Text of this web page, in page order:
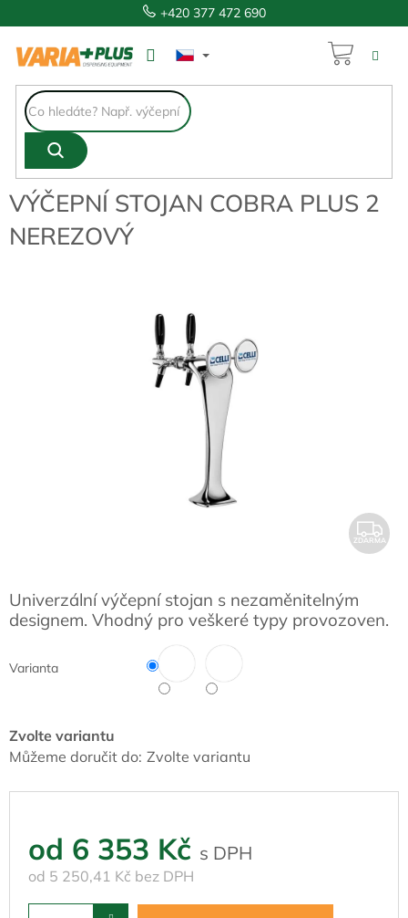
na
+420 377 472 690
VÝČEPNÍ STOJAN COBRA PLUS 2
NEREZOVÝ
Z
D
M
ZDARMA
Zvolte variantu
Můžeme doručit do: Zvolte variantu
od 6 353 Kč
od 5 250,41 Kč bez DPH
Varianta
Univerzální výčepní stojan s nezaměnitelným
designem. Vhodný pro veškeré typy provozoven.
od6 353 Kč